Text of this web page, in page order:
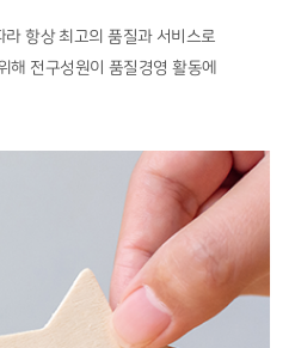
항상 최고의 품질과 서비스로
해 전구성원이 품질경영 활동에